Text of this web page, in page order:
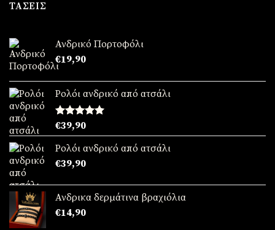
ΤΆΣΕΙΣ
Ανδρικό Πορτοφόλι
€19,90
Ρολόι ανδρικό από ατσάλι
Βαθμολογήθηκε
με5.00
από 5
€39,90
Ρολόι ανδρικό από ατσάλι
€39,90
Ανδρικα δερμάτινα βραχιόλια
€14,90